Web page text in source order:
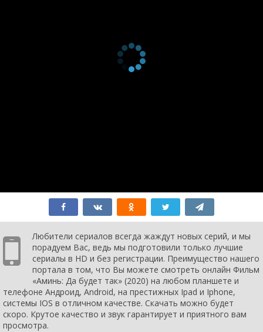
Любители сериалов всегда жаждут новых серий, и мы
порадуем Вас, ведь мы подготовили только лучшие
сериалы в HD и без регистрации. Преимущество нашего
портала в том, что Вы можете смотреть онлайн Фильм
«Аминь: Да будет так» (2020) на любом планшете и
телефоне Андроид, Android, на престижных Ipad и Iphone,
системы IOS в отличном качестве. Скачать можно будет
скоро. Крутое качество и звук гарантирует и приятного вам
просмотра.